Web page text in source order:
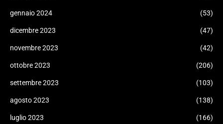
gennaio 2024 (53)
dicembre 2023 (47)
novembre 2023 (42)
ottobre 2023 (206)
settembre 2023 (103)
agosto 2023 (138)
luglio 2023 (166)